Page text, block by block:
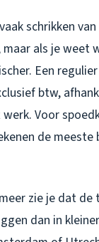
schrikken van
als je weet
Een
btw,
Voor
de meeste
zie je dat de
dan in